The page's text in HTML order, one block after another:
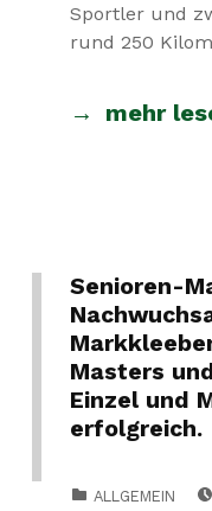
Sportler und
rund 250
mehr
Senioren-
Masters
Einzel und
erfolgreich.
ALLGEMEIN